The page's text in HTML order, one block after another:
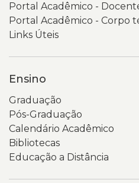
Portal Acadêmico -
Portal Acadêmico - Corpo
Links Úteis
Ensino
Graduação
Pós-Graduação
Calendário Acadêmico
Bibliotecas
Educação a Distância